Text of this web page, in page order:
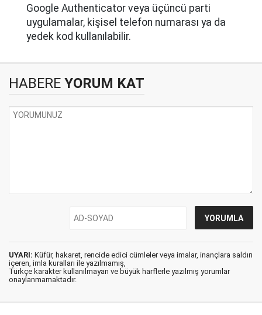
Google Authenticator veya üçüncü parti
uygulamalar, kişisel telefon numarası ya da
yedek kod kullanılabilir.
HABERE YORUM KAT
UYARI: Küfür, hakaret, rencide edici cümleler veya imalar, inançlara saldırı
içeren, imla kuralları ile yazılmamış,
Türkçe karakter kullanılmayan ve büyük harflerle yazılmış yorumlar
onaylanmamaktadır.